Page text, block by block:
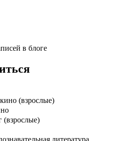
в блоге
(взрослые)
(взрослые)
литература